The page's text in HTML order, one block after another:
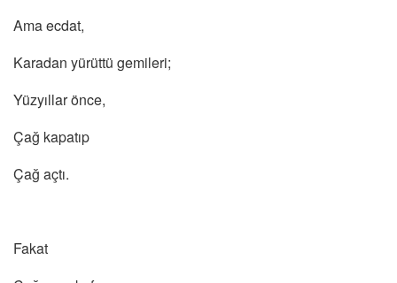
Ama ecdat,
Karadan yürüttü gemileri;
Yüzyıllar önce,
Çağ kapatıp
Çağ açtı.
Fakat